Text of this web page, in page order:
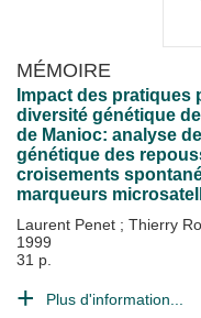
MÉMOIRE
Impact des pratiques
diversité génétique
de Manioc: analyse
génétique des
croisements
marqueurs
Laurent Penet ; Thierry
1999
31 p.
Plus d'information...